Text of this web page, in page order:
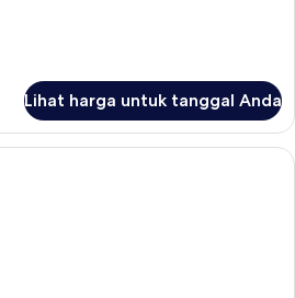
Lihat harga untuk tanggal Anda
Kamar Comfort | Seprai premium,